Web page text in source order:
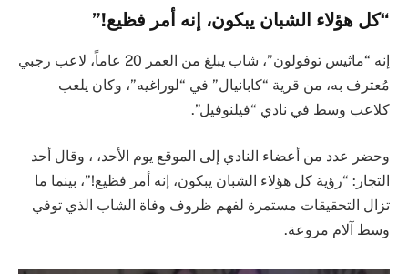
“كل هؤلاء الشبان يبكون، إنه أمر فظيع!”
إنه “ماثيس توفولون”، شاب يبلغ من العمر 20 عاماً، لاعب رجبي
مُعترف به، من قرية “كابانيال” في “لوراغيه”، وكان يلعب
كلاعب وسط في نادي “فيلنوفيل”.
وحضر عدد من أعضاء النادي إلى الموقع يوم الأحد، ، وقال أحد
التجار: “رؤية كل هؤلاء الشبان يبكون، إنه أمر فظيع!”، بينما ما
تزال التحقيقات مستمرة لفهم ظروف وفاة الشاب الذي توفي
وسط آلام مروعة.